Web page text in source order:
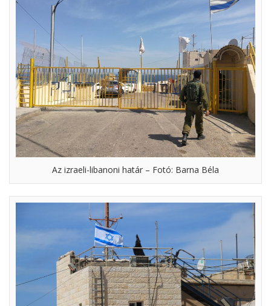
Az izraeli-libanoni határ – Fotó: Barna Béla